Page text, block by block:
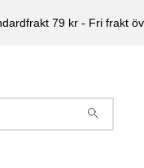
79 kr - Fri frakt